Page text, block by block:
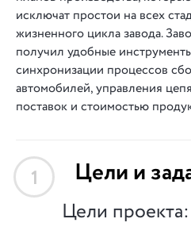
исключат простои на всех
жизненного цикла завода.
получил удобные
синхронизации процессов
автомобилей, управления
поставок и стоимостью
1 Цели и
Цели проекта: